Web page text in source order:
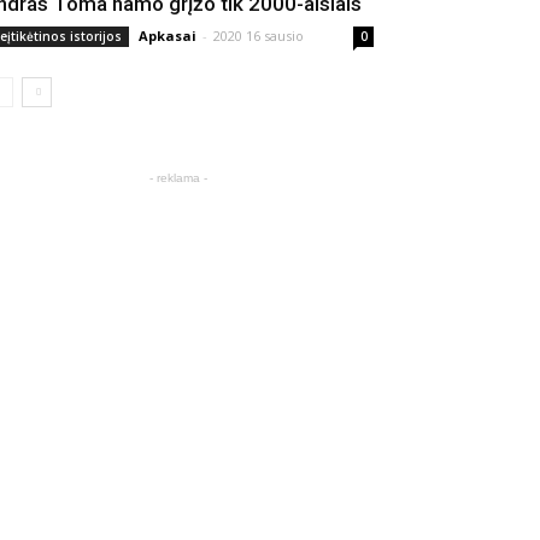
istorijos Apkasai - 2020 16 sausio 0
- reklama -